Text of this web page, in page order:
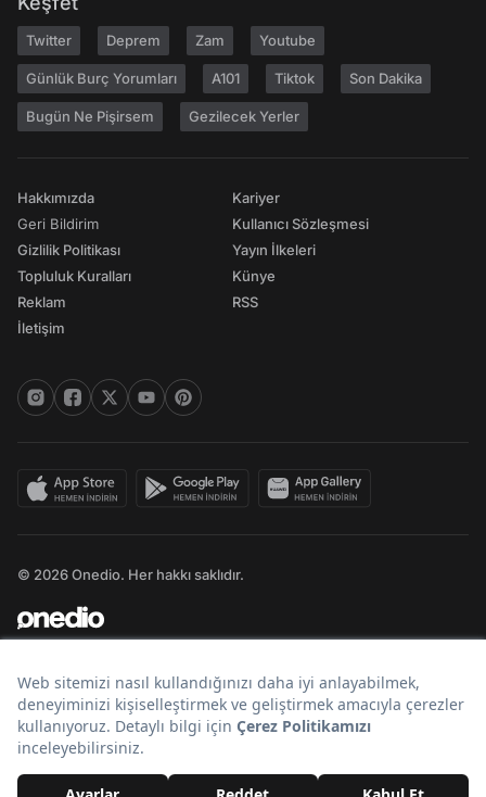
Twitter Deprem Zam Youtube
Günlük Burç Yorumları A101 Tiktok Son Dakika
Bugün Ne Pişirsem Gezilecek Yerler
Hakkımızda
Geri Bildirim
Gizlilik Politikası
Topluluk Kuralları
Reklam
İletişim
Kariyer
Kullanıcı Sözleşmesi
Yayın İlkeleri
Künye
RSS
© 2026 Onedio. Her hakkı saklıdır.
Bir markasıdır.